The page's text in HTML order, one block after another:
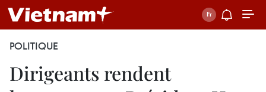
POLITIQUE
Dirigeants rendent